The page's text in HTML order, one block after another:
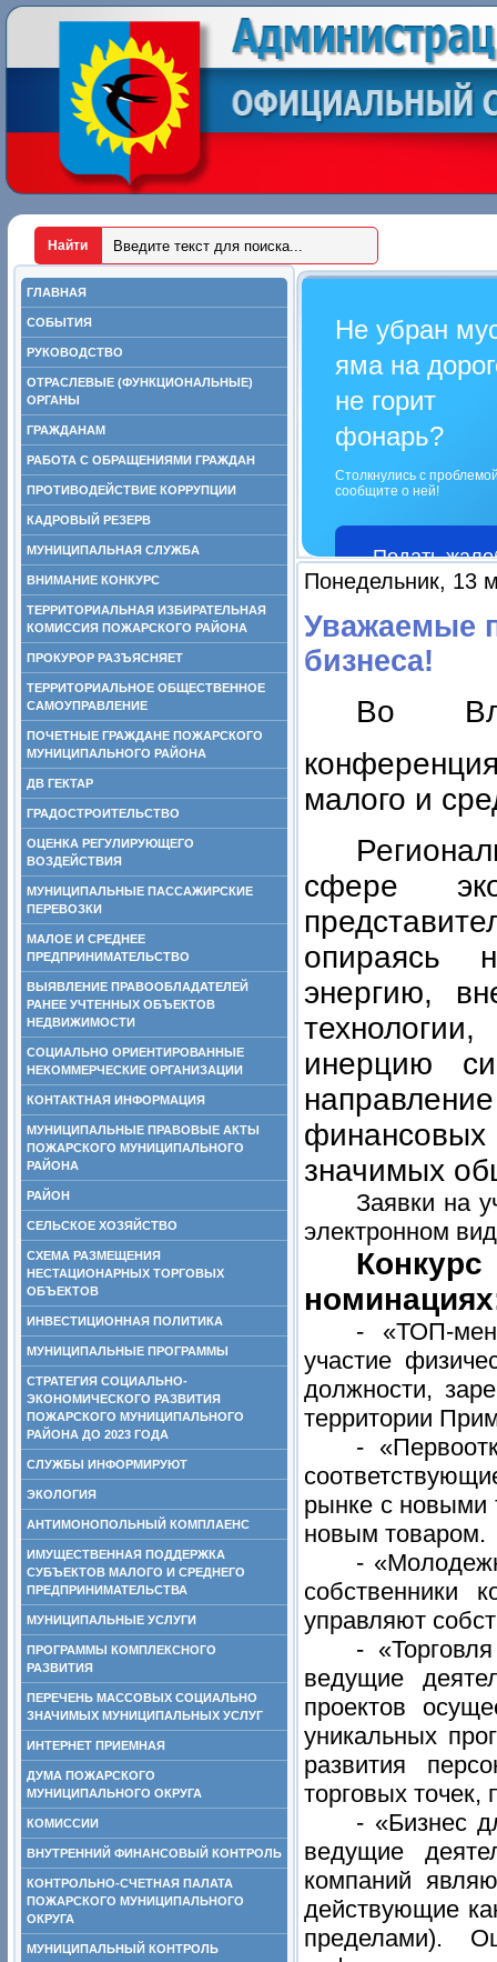
ГЛАВНАЯ
СОБЫТИЯ
РУКОВОДСТВО
ОТРАСЛЕВЫЕ (ФУНКЦИОНАЛЬНЫЕ)
ОРГАНЫ
ГРАЖДАНАМ
РАБОТА С ОБРАЩЕНИЯМИ ГРАЖДАН
ПРОТИВОДЕЙСТВИЕ КОРРУПЦИИ
КАДРОВЫЙ РЕЗЕРВ
МУНИЦИПАЛЬНАЯ СЛУЖБА
ВНИМАНИЕ КОНКУРС
ТЕРРИТОРИАЛЬНАЯ ИЗБИРАТЕЛЬНАЯ
КОМИССИЯ ПОЖАРСКОГО РАЙОНА
ПРОКУРОР РАЗЪЯСНЯЕТ
ТЕРРИТОРИАЛЬНОЕ ОБЩЕСТВЕННОЕ
САМОУПРАВЛЕНИЕ
ПОЧЕТНЫЕ ГРАЖДАНЕ ПОЖАРСКОГО
МУНИЦИПАЛЬНОГО РАЙОНА
ДВ ГЕКТАР
ГРАДОСТРОИТЕЛЬСТВО
ОЦЕНКА РЕГУЛИРУЮЩЕГО
ВОЗДЕЙСТВИЯ
МУНИЦИПАЛЬНЫЕ ПАССАЖИРСКИЕ
ПЕРЕВОЗКИ
МАЛОЕ И СРЕДНЕЕ
ПРЕДПРИНИМАТЕЛЬСТВО
ВЫЯВЛЕНИЕ ПРАВООБЛАДАТЕЛЕЙ
РАНЕЕ УЧТЕННЫХ ОБЪЕКТОВ
НЕДВИЖИМОСТИ
СОЦИАЛЬНО ОРИЕНТИРОВАННЫЕ
НЕКОММЕРЧЕСКИЕ ОРГАНИЗАЦИИ
КОНТАКТНАЯ ИНФОРМАЦИЯ
МУНИЦИПАЛЬНЫЕ ПРАВОВЫЕ АКТЫ
ПОЖАРСКОГО МУНИЦИПАЛЬНОГО
РАЙОНА
РАЙОН
СЕЛЬСКОЕ ХОЗЯЙСТВО
СХЕМА РАЗМЕЩЕНИЯ
НЕСТАЦИОНАРНЫХ ТОРГОВЫХ
ОБЪЕКТОВ
ИНВЕСТИЦИОННАЯ ПОЛИТИКА
МУНИЦИПАЛЬНЫЕ ПРОГРАММЫ
СТРАТЕГИЯ СОЦИАЛЬНО-
ЭКОНОМИЧЕСКОГО РАЗВИТИЯ
ПОЖАРСКОГО МУНИЦИПАЛЬНОГО
РАЙОНА ДО 2023 ГОДА
СЛУЖБЫ ИНФОРМИРУЮТ
ЭКОЛОГИЯ
АНТИМОНОПОЛЬНЫЙ КОМПЛАЕНС
ИМУЩЕСТВЕННАЯ ПОДДЕРЖКА
СУБЪЕКТОВ МАЛОГО И СРЕДНЕГО
ПРЕДПРИНИМАТЕЛЬСТВА
МУНИЦИПАЛЬНЫЕ УСЛУГИ
ПРОГРАММЫ КОМПЛЕКСНОГО
РАЗВИТИЯ
ПЕРЕЧЕНЬ МАССОВЫХ СОЦИАЛЬНО
ЗНАЧИМЫХ МУНИЦИПАЛЬНЫХ УСЛУГ
ИНТЕРНЕТ ПРИЕМНАЯ
ДУМА ПОЖАРСКОГО
МУНИЦИПАЛЬНОГО ОКРУГА
КОМИССИИ
ВНУТРЕННИЙ ФИНАНСОВЫЙ КОНТРОЛЬ
КОНТРОЛЬНО-СЧЕТНАЯ ПАЛАТА
ПОЖАРСКОГО МУНИЦИПАЛЬНОГО
ОКРУГА
МУНИЦИПАЛЬНЫЙ КОНТРОЛЬ
Не убран
яма на
не горит
фонарь?
Столкнулись с
сообщите о ней!
Подать
Понедельник, 13
Уважаемые
бизнеса!
Во
малого и
сфере
опираясь
энергию,
инерцию
значимых
Заявки на
электронном
- «ТОП-
участие
должности,
территории
-
рынке с новыми
новым товаром.
-
собственники
управляют
-
ведущие
проектов
уникальных
развития
торговых точек,
- «Бизнес
ведущие
компаний
действующие
пределами).